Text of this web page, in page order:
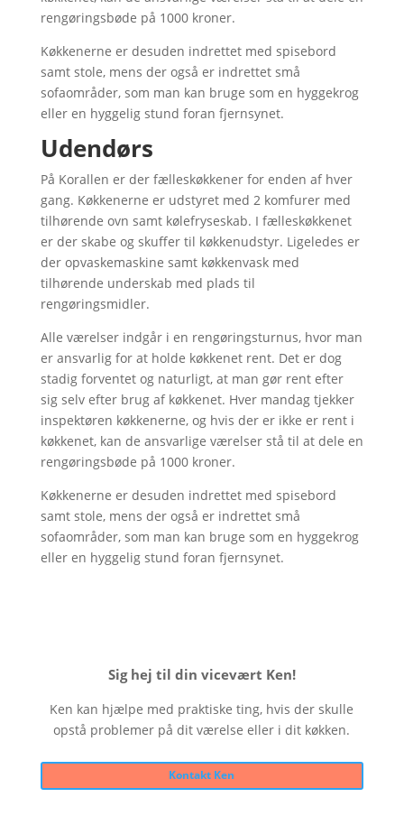
rengøringsbøde på 1000 kroner.
Køkkenerne er desuden indrettet med spisebord
samt stole, mens der også er indrettet små
sofaområder, som man kan bruge som en hyggekrog
eller en hyggelig stund foran fjernsynet.
Udendørs
På Korallen er der fælleskøkkener for enden af hver
gang. Køkkenerne er udstyret med 2 komfurer med
tilhørende ovn samt kølefryseskab. I fælleskøkkenet
er der skabe og skuffer til køkkenudstyr. Ligeledes er
der opvaskemaskine samt køkkenvask med
tilhørende underskab med plads til
rengøringsmidler.
Alle værelser indgår i en rengøringsturnus, hvor man
er ansvarlig for at holde køkkenet rent. Det er dog
stadig forventet og naturligt, at man gør rent efter
sig selv efter brug af køkkenet. Hver mandag tjekker
inspektøren køkkenerne, og hvis der er ikke er rent i
køkkenet, kan de ansvarlige værelser stå til at dele en
rengøringsbøde på 1000 kroner.
Køkkenerne er desuden indrettet med spisebord
samt stole, mens der også er indrettet små
sofaområder, som man kan bruge som en hyggekrog
eller en hyggelig stund foran fjernsynet.
Sig hej til din vicevært Ken!
Ken kan hjælpe med praktiske ting, hvis der skulle
opstå problemer på dit værelse eller i dit køkken.
Kontakt Ken